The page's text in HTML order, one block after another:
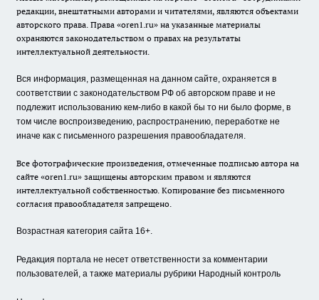
редакции, внештатными авторами и читателями, являются объектами
авторского права. Права «oren1.ru» на указанные материалы
охраняются законодательством о правах на результаты
интеллектуальной деятельности.
Вся информация, размещенная на данном сайте, охраняется в
соответствии с законодательством РФ об авторском праве и не
подлежит использованию кем-либо в какой бы то ни было форме, в
том числе воспроизведению, распространению, переработке не
иначе как с письменного разрешения правообладателя.
Все фотографические произведения, отмеченные подписью автора на
сайте «oren1.ru» защищены авторским правом и являются
интеллектуальной собственностью. Копирование без письменного
согласия правообладателя запрещено.
Возрастная категория сайта 16+.
Редакция портала не несет ответственности за комментарии
пользователей, а также материалы рубрики Народный контроль